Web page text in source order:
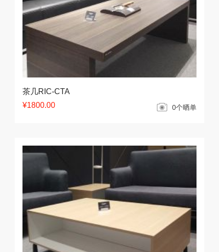
茶几RIC-CTA
¥1800.00
0个晒单